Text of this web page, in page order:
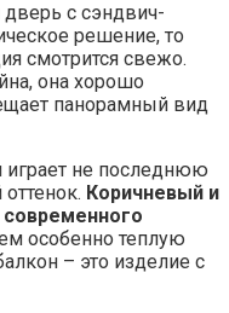
дверь с сэндвич-
решение, то
смотрится свежо.
она хорошо
панорамный вид
играет не последнюю
Коричневый и
особенно теплую
– это изделие с